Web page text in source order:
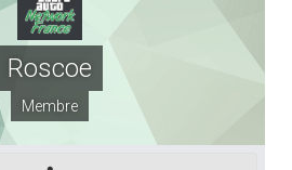
Roscoe
Membre